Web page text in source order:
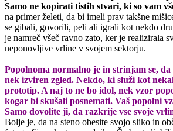
Samo ne kopirati tistih stvari, ki so vam
na primer želeti, da bi imeli prav takšne
se gibali, govorili, peli ali igrali kot nekdo
je namreč všeč ravno zato, ker je realizirala
neponovljive vrline v svojem sektorju.
Popolnoma normalno je in strinjam se,
nek izviren zgled. Nekdo, ki služi kot
prototip. A naj to ne bo idol, nek vzor
kogar bi skušali posnemati. Vaš popolni
Samo dovolite ji, da razkrije vse svoje
Bolje je, da na steno obesite svojo sliko in